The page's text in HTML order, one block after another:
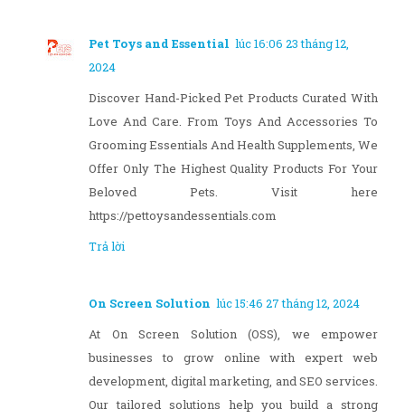
Pet Toys and Essential lúc 16:06 23 tháng 12,
2024
Discover Hand-Picked Pet Products Curated With
Love And Care. From Toys And Accessories To
Grooming Essentials And Health Supplements, We
Offer Only The Highest Quality Products For Your
Beloved Pets. Visit here
https://pettoysandessentials.com
Trả lời
On Screen Solution lúc 15:46 27 tháng 12, 2024
At On Screen Solution (OSS), we empower
businesses to grow online with expert web
development, digital marketing, and SEO services.
Our tailored solutions help you build a strong